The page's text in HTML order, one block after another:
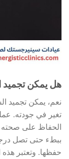
هل يمكن تجميد
نعم، يمكن تجميد
تغير في جودته.
الحفاظ على صحته
ببطء حتى تصل
حفظها. وتعتبر